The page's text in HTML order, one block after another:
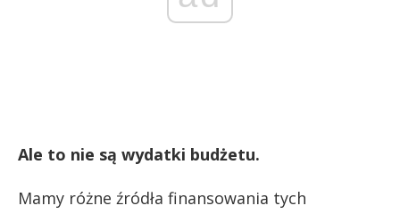
Ale to nie są wydatki budżetu.
Mamy różne źródła finansowania tych